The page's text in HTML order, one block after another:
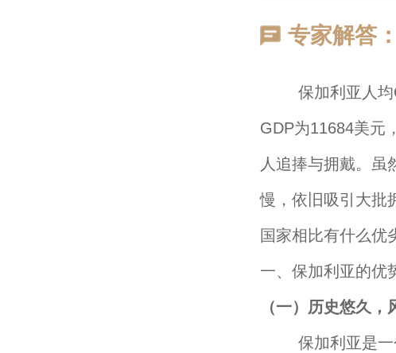
专家解答：
保加利亚人均
GDP为11684美元
人追捧与拥戴。虽
慢，依旧吸引大批
国家相比有什么优
一、保加利亚的优
（一）历史悠久，
保加利亚是一个